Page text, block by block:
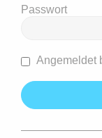
Passwort
Angemeldet